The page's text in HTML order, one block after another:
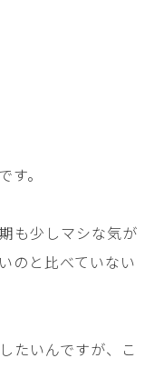
。
も少しマシな気が
のと比べていない
たいんですが、こ